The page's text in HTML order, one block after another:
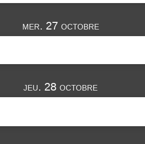
mer. 27 octobre
jeu. 28 octobre